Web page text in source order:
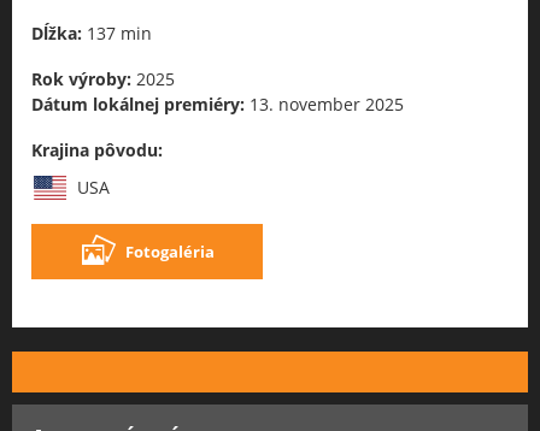
Dĺžka: 137 min
Rok výroby: 2025
Dátum lokálnej premiéry: 13. november 2025
Krajina pôvodu:
USA
Fotogaléria